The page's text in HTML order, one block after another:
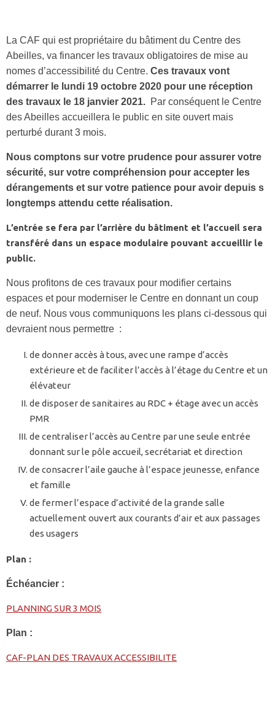
La CAF qui est propriétaire du bâtiment du Centre des
Abeilles, va financer les travaux obligatoires de mise au
nomes d’accessibilité du Centre. Ces travaux vont
démarrer le lundi 19 octobre 2020 pour une réception
des travaux le 18 janvier 2021. Par conséquent le Centre
des Abeilles accueillera le public en site ouvert mais
perturbé durant 3 mois.
Nous comptons sur votre prudence pour assurer votre
sécurité, sur votre compréhension pour accepter les
dérangements et sur votre patience pour avoir depuis s
longtemps attendu cette réalisation.
L’entrée se fera par l’arrière du bâtiment et l’accueil sera
transféré dans un espace modulaire pouvant accueillir le
public.
Nous profitons de ces travaux pour modifier certains
espaces et pour moderniser le Centre en donnant un coup
de neuf. Nous vous communiquons les plans ci-dessous qui
devraient nous permettre :
de donner accès à tous, avec une rampe d’accès
extérieure et de faciliter l’accès à l’étage du Centre et un
élévateur
de disposer de sanitaires au RDC + étage avec un accès
PMR
de centraliser l’accès au Centre par une seule entrée
donnant sur le pôle accueil, secrétariat et direction
de consacrer l’aile gauche à l’espace jeunesse, enfance
et famille
de fermer l’espace d’activité de la grande salle
actuellement ouvert aux courants d’air et aux passages
des usagers
Plan :
Échéancier :
PLANNING SUR 3 MOIS
Plan :
CAF-PLAN DES TRAVAUX ACCESSIBILITE